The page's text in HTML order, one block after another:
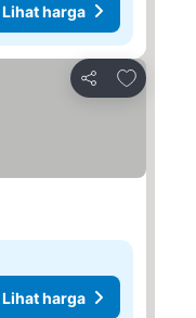
Lihat harga
Bagikan
Lihat harga